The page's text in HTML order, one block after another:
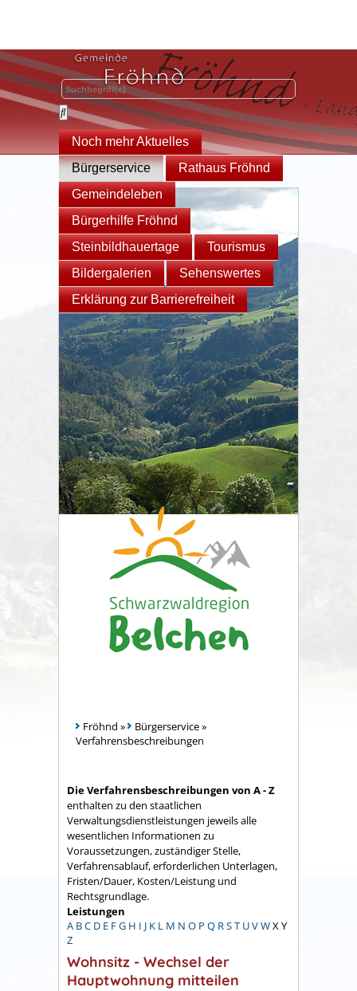
Noch mehr Aktuelles
Bürgerservice
Rathaus Fröhnd
Gemeindeleben
Bürgerhilfe Fröhnd
Steinbildhauertage
Tourismus
Bildergalerien
Sehenswertes
Erklärung zur Barrierefreiheit
Fröhnd » Bürgerservice»
Verfahrensbeschreibungen
Die Verfahrensbeschreibungen von A - Z
enthalten zu den staatlichen
Verwaltungsdienstleistungen jeweils alle
wesentlichen Informationen zu
Voraussetzungen, zuständiger Stelle,
Verfahrensablauf, erforderlichen Unterlagen,
Fristen/Dauer, Kosten/Leistung und
Rechtsgrundlage.
Leistungen
A BC D E FG H I J K L M N O P Q RST UVWX Y
Z
Wohnsitz - Wechsel der
Hauptwohnung mitteilen